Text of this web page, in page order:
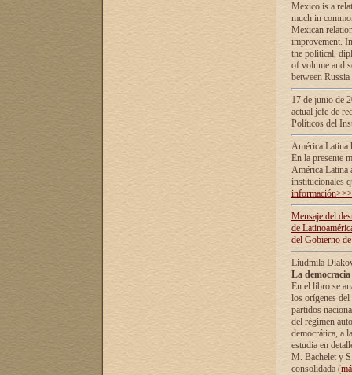
Mexico is a
much in
Mexican
improvement.
the political,
of volume and
between
17 de junio de
actual jefe de
Políticos del
América Latina
En la presente
América Latina
institucionales
información>>>
Mensaje del
de
del Gobierno
Liudmila
La
En el libro se
los orígenes
partidos
del régimen
democrática, а
estudia en
М. Bachelet у
consolidada (